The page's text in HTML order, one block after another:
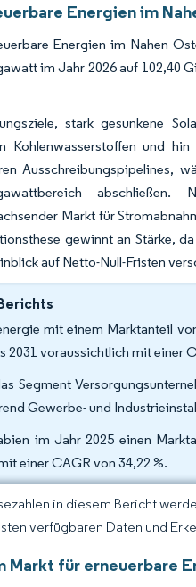
Energien im
Energien im Nahen
im Jahr 2026 auf 102,40
stark gesunkene
Kohlenwasserstoffen und
Ausschreibungspipelines,
abschließen.
Markt für
gewinnt an Stärke,
auf Netto-Null-Fristen
mit einem Marktanteil
voraussichtlich mit einer
Segment
Gewerbe- und
im Jahr 2025 einen
einer CAGR von 34,22 %.
in diesem Bericht
verfügbaren Daten und
Markt für erneuerbare